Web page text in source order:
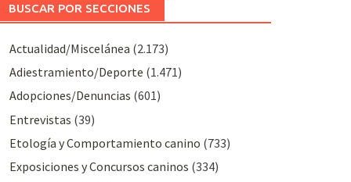
BUSCAR POR SECCIONES
Actualidad/Miscelánea (2.173)
Adiestramiento/Deporte (1.471)
Adopciones/Denuncias (601)
Entrevistas (39)
Etología y Comportamiento canino (733)
Exposiciones y Concursos caninos (334)